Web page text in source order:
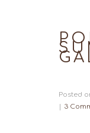
Posted
3